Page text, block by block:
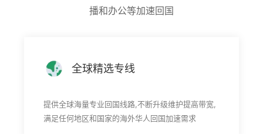
播和办公等加速回国
全球精选专线
提供全球海量专业回国线路,不断升级维护提高带宽,
满足任何地区和国家的海外华人回国加速需求